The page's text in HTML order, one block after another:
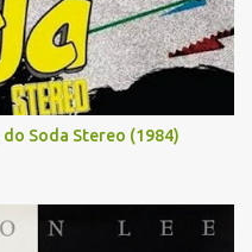
Soda Stereo (1984)